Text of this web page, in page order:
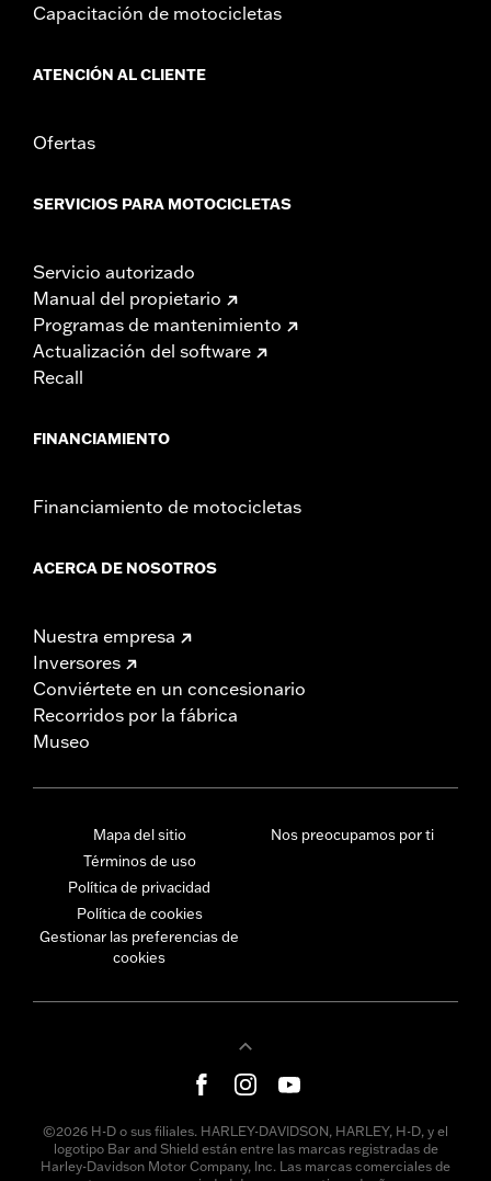
Capacitación de motocicletas
ATENCIÓN AL CLIENTE
Ofertas
SERVICIOS PARA MOTOCICLETAS
Servicio autorizado
Manual del propietario
Programas de mantenimiento
Actualización del software
Recall
FINANCIAMIENTO
Financiamiento de motocicletas
ACERCA DE NOSOTROS
Nuestra empresa
Inversores
Conviértete en un concesionario
Recorridos por la fábrica
Museo
Mapa del sitio
Términos de uso
Política de privacidad
Política de cookies
Gestionar las preferencias de
cookies
Nos preocupamos por ti
©2026 H-D o sus filiales. HARLEY-DAVIDSON, HARLEY, H-D, y el
logotipo Bar and Shield están entre las marcas registradas de
Harley-Davidson Motor Company, Inc. Las marcas comerciales de